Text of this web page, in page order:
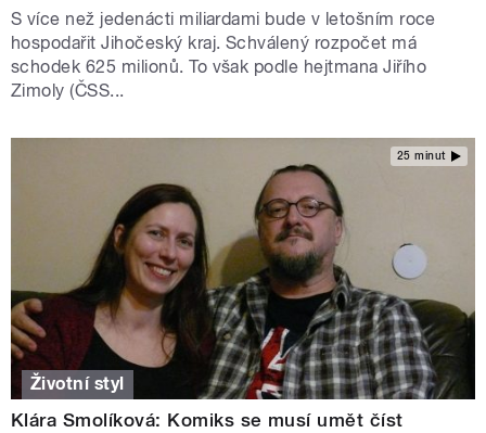
S více než jedenácti miliardami bude v letošním roce
hospodařit Jihočeský kraj. Schválený rozpočet má
schodek 625 milionů. To však podle hejtmana Jiřího
Zimoly (ČSS...
25 minut
Životní styl
Klára Smolíková: Komiks se musí umět číst